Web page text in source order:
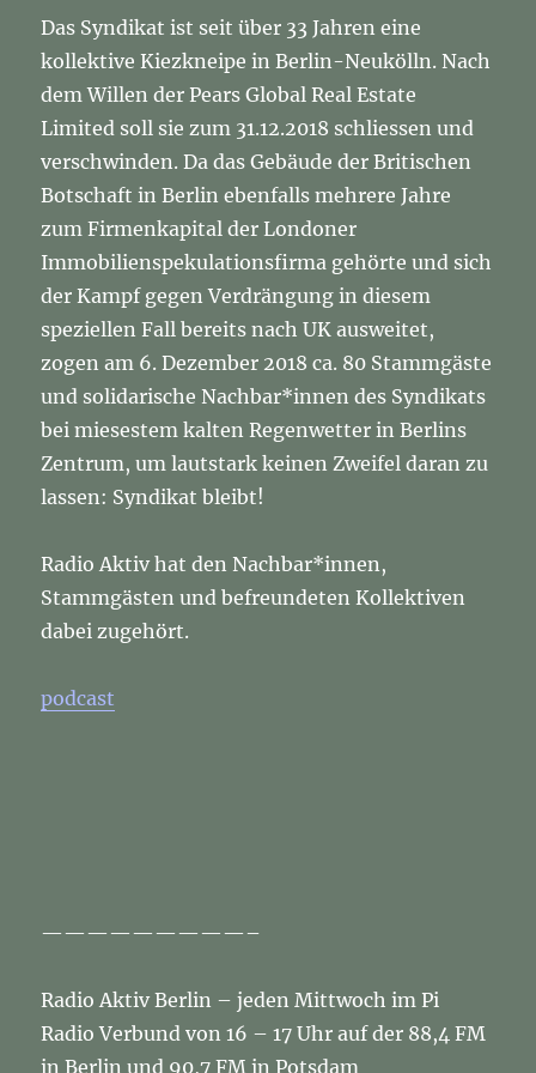
Das Syndikat ist seit über 33 Jahren eine
kollektive Kiezkneipe in Berlin-Neukölln. Nach
dem Willen der Pears Global Real Estate
Limited soll sie zum 31.12.2018 schliessen und
verschwinden. Da das Gebäude der Britischen
Botschaft in Berlin ebenfalls mehrere Jahre
zum Firmenkapital der Londoner
Immobilienspekulationsfirma gehörte und sich
der Kampf gegen Verdrängung in diesem
speziellen Fall bereits nach UK ausweitet,
zogen am 6. Dezember 2018 ca. 80 Stammgäste
und solidarische Nachbar*innen des Syndikats
bei miesestem kalten Regenwetter in Berlins
Zentrum, um lautstark keinen Zweifel daran zu
lassen: Syndikat bleibt!
Radio Aktiv hat den Nachbar*innen,
Stammgästen und befreundeten Kollektiven
dabei zugehört.
podcast
—————————–
Radio Aktiv Berlin – jeden Mittwoch im Pi
Radio Verbund von 16 – 17 Uhr auf der 88,4 FM
in Berlin und 90,7 FM in Potsdam